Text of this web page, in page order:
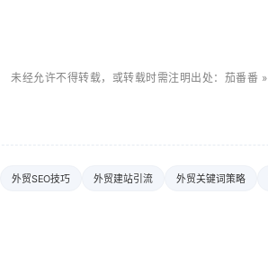
未经允许不得转载，或转载时需注明出处：茄番番 »
外贸SEO技巧 外贸建站引流 外贸关键词策略